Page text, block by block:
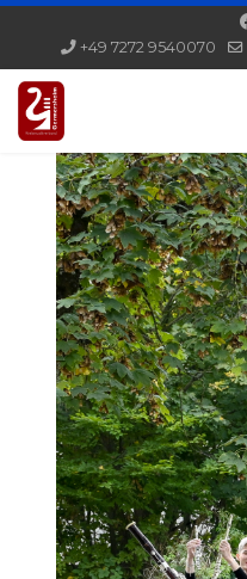
+49 7272 9540070